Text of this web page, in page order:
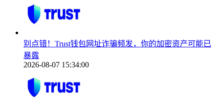
别点错！Trust钱包网址诈骗频发，你的加密资产可能已
暴露
2026-08-07 15:34:00